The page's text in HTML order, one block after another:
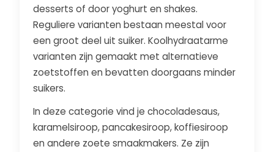
desserts of door yoghurt en shakes.
Reguliere varianten bestaan meestal voor
een groot deel uit suiker. Koolhydraatarme
varianten zijn gemaakt met alternatieve
zoetstoffen en bevatten doorgaans minder
suikers.
In deze categorie vind je chocoladesaus,
karamelsiroop, pancakesiroop, koffiesiroop
en andere zoete smaakmakers. Ze zijn